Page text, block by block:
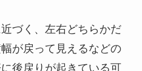
づく、左右どちらかだ
が戻って見えるなどの
後戻りが起きている可